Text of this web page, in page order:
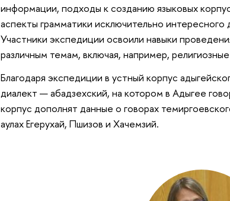
информации, подходы к созданию языковых
аспекты грамматики исключительно интересного
Участники экспедиции освоили навыки
различным темам, включая, например,
Благодаря экспедиции в устный корпус
диалект — абадзехский, на котором в Адыгее
корпус дополнят данные о говорах
аулах Егерухай, Пшизов и Хачемзий.